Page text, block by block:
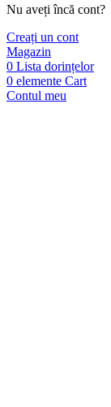
Nu aveți încă cont?
Creați un cont
Magazin
0 Lista dorințelor
0 elemente Cart
Contul meu